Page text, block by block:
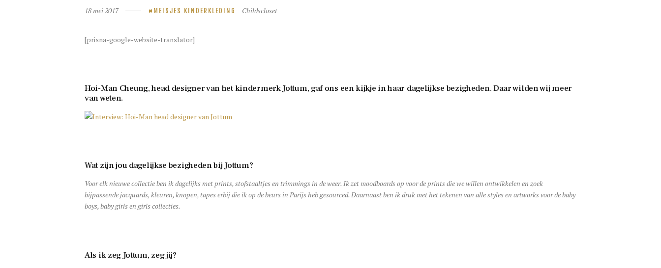
18 mei 2017 MEISJES KINDERKLEDING Childscloset
[prisna-google-website-translator]
Hoi-Man Cheung, head designer van het kindermerk Jottum, gaf ons een kijkje in haar dagelijkse bezigheden. Daar wilden wij meer
van weten.
Wat zijn jou dagelijkse bezigheden bij Jottum?
Voor elk nieuwe collectie ben ik dagelijks met prints, stofstaaltjes en trimmings in de weer. Ik zet moodboards op voor de prints die we willen ontwikkelen en zoek
bijpassende jacquards, kleuren, knopen, tapes erbij die ik op de beurs in Parijs heb gesourced. Daarnaast ben ik druk met het tekenen van alle styles en artworks voor de baby
boys, baby girls en girls collecties.
Als ik zeg Jottum, zeg jij?